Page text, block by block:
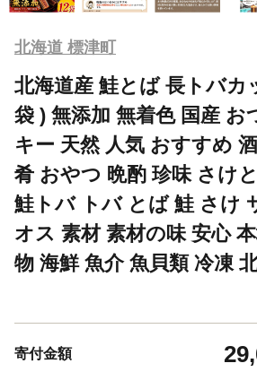
北海道 標津町
北海道産 鮭とば 長トバカ
袋 ) 無添加 無着色 国産 お
キー 天然 人気 おすすめ
肴 おやつ 晩酌 珍味 さけ
鮭トバ トバ とば 鮭 さけ
オス 素材 素材の味 安心
物 海鮮 魚介 魚貝類 冷凍
寄付金額